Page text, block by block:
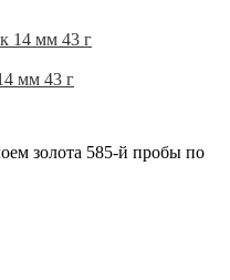
мм 43 г
золота 585-й пробы по